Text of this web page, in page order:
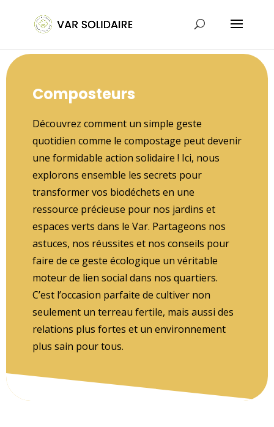
Composteurs
Découvrez comment un simple geste
quotidien comme le compostage peut devenir
une formidable action solidaire ! Ici, nous
explorons ensemble les secrets pour
transformer vos biodéchets en une
ressource précieuse pour nos jardins et
espaces verts dans le Var. Partageons nos
astuces, nos réussites et nos conseils pour
faire de ce geste écologique un véritable
moteur de lien social dans nos quartiers.
C’est l’occasion parfaite de cultiver non
seulement un terreau fertile, mais aussi des
relations plus fortes et un environnement
plus sain pour tous.